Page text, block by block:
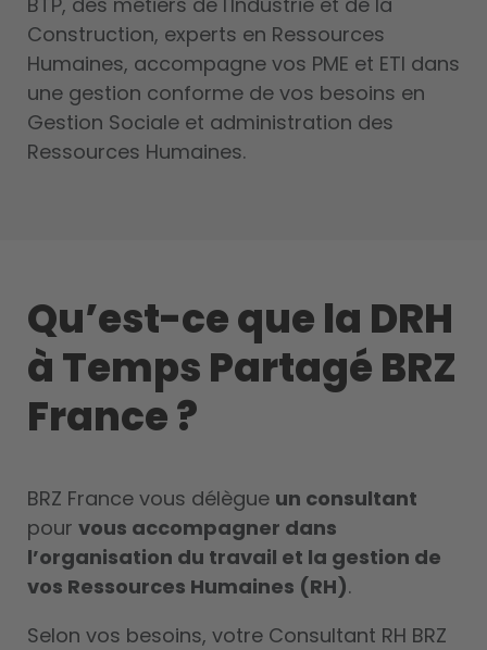
Construction, experts en Ressources
Humaines, accompagne vos PME et ETI dans
une gestion conforme de vos besoins en
Gestion Sociale et administration des
Ressources Humaines.
Qu’est-ce que la DRH
à Temps Partagé BRZ
France ?
BRZ France vous délègue un consultant
pour vous accompagner dans
l’organisation du travail et la gestion de
vos Ressources Humaines (RH).
Selon vos besoins, votre Consultant RH BRZ